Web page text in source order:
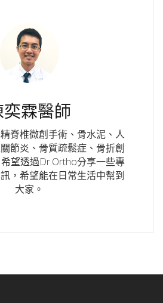
奕霖醫師
脊椎微創手術、骨水泥、人
節炎、骨質疏鬆症、骨折創
望透過Dr.Ortho分享一些專
，希望能在日常生活中幫到
大家。